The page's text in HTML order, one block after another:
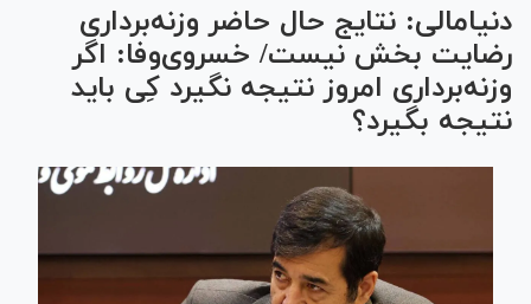
دنیامالی: نتایج حال حاضر وزنه‌برداری
رضایت بخش نیست/ خسروی‌وفا: اگر
وزنه‌برداری امروز نتیجه نگیرد کِی باید
نتیجه بگیرد؟